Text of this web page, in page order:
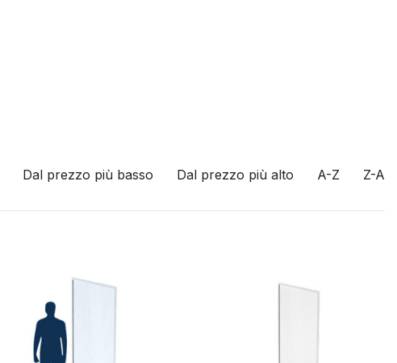
Dal prezzo più basso Dal prezzo più alto A-Z Z-A